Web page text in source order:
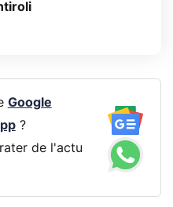
Google
?
de l'actu